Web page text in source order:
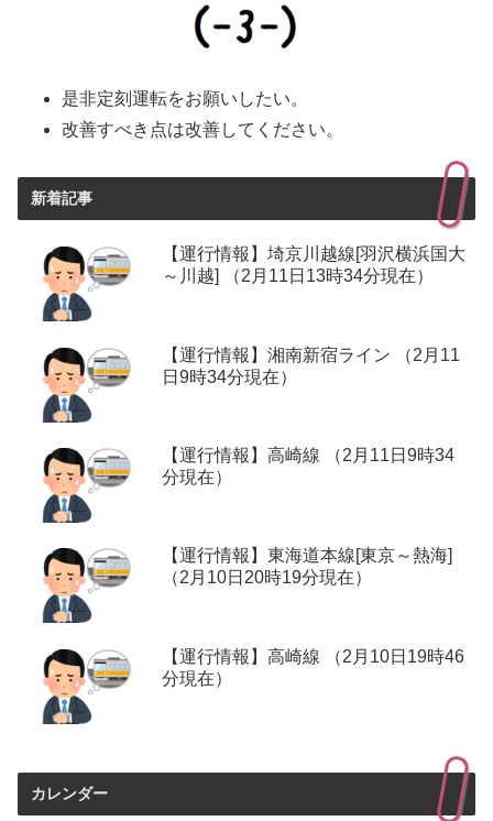
是非定刻運転をお願いしたい。
改善すべき点は改善してください。
新着記事
【運行情報】埼京川越線[羽沢横浜国大
～川越] （2月11日13時34分現在）
【運行情報】湘南新宿ライン （2月11
日9時34分現在）
【運行情報】高崎線 （2月11日9時34
分現在）
【運行情報】東海道本線[東京～熱海]
（2月10日20時19分現在）
【運行情報】高崎線 （2月10日19時46
分現在）
カレンダー